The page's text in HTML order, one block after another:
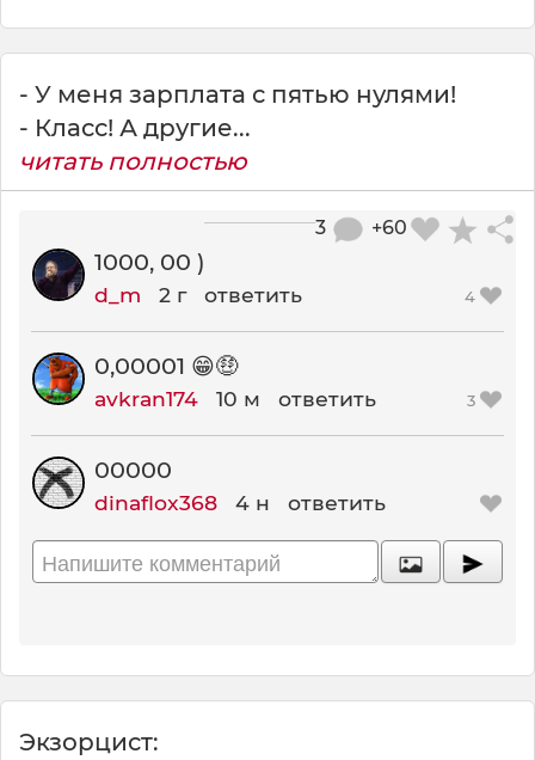
- У меня зарплата с пятью нулями!
- Класс! А другие...
читать полностью
+60
3
1000, 00 )
d_m 2 г ответить 4
0,00001 😁🤑
avkran174 10 м ответить 3
00000
dinaflox368 4 н ответить
Экзорцист: